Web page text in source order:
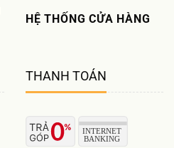
HỆ THỐNG CỬA HÀNG
THANH TOÁN